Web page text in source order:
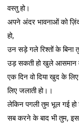
वस्तु हो।
अपने अंदर भावनाओं को
हो,
उन सड़े गले रिश्तों के बिना
उड़ सकती हो खुले आसमान
एक दिन वो दिया खुद के
लिए जलाती हो।।
लेकिन पगली तुम भूल गई हो
सब करने के बाद भी तुम,